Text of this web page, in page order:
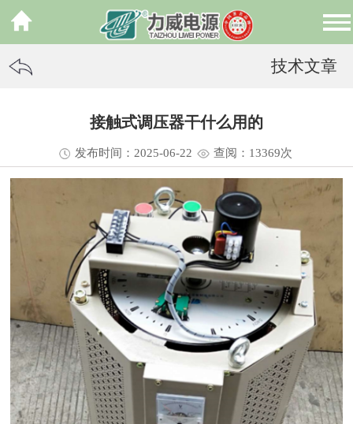
技术文章
接触式调压器干什么用的
发布时间：2025-06-22 查阅：13369次